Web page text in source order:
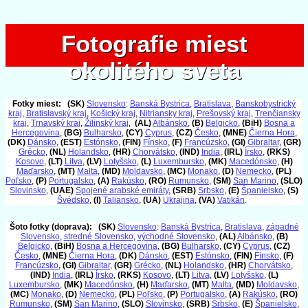
Fotografie miest
okolitého sveta
Fotografie miest
okolitého sveta
Fotky miest: (SK) Slovensko: Banská Bystrica, Bratislava, Banskobystrický
kraj, Bratislavský kraj, Košický kraj, Nitriansky kraj, Prešovský kraj, Trenčiansky
kraj, Trnavský kraj, Žilinský kraj, (AL)Albánsko, (B) Belgicko, (BiH) Bosna a
Hercegovina, (BG) Bulharsko, (CY) Cyprus, (CZ) Česko, (MNE) Čierna Hora,
(DK) Dánsko, (EST) Estónsko, (FIN) Fínsko, (F) Francúzsko, (GI) Gibraltar, (GR)
Grécko, (NL) Holandsko, (HR) Chorvátsko, (IND) India, (IRL) Írsko, (RKS)
Kosovo, (LT) Litva, (LV) Lotyšsko, (L) Luxembursko, (MK) Macedónsko, (H)
Maďarsko, (MT) Malta, (MD) Moldavsko, (MC) Monako, (D) Nemecko, (PL)
Poľsko, (P) Portugalsko, (A) Rakúsko, (RO) Rumunsko, (SM) San Marino, (SLO)
Slovinsko, (UAE) Spojené arabské emiráty, (SRB) Srbsko, (E) Španielsko, (S)
Švédsko, (I) Taliansko, (UA) Ukrajina, (VA) Vatikán.
Šoto fotky (doprava): (SK) Slovensko: Banská Bystrica, Bratislava, západné
Slovensko, stredné Slovensko, východné Slovensko, (AL)Albánsko, (B)
Belgicko, (BiH) Bosna a Hercegovina, (BG) Bulharsko, (CY) Cyprus, (CZ)
Česko, (MNE) Čierna Hora, (DK) Dánsko, (EST) Estónsko, (FIN) Fínsko, (F)
Francúzsko, (GI) Gibraltar, (GR) Grécko, (NL) Holandsko, (HR) Chorvátsko,
(IND) India, (IRL) Írsko, (RKS) Kosovo, (LT) Litva, (LV) Lotyšsko, (L)
Luxembursko, (MK) Macedónsko, (H) Maďarsko, (MT) Malta, (MD) Moldavsko,
(MC) Monako, (D) Nemecko, (PL) Poľsko, (P) Portugalsko, (A) Rakúsko, (RO)
Rumunsko, (SM) San Marino, (SLO) Slovinsko, (SRB) Srbsko, (E) Španielsko,